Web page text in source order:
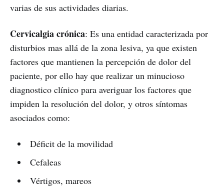
varias de sus actividades diarias.
Cervicalgia crónica: Es una entidad caracterizada por
disturbios mas allá de la zona lesiva, ya que existen
factores que mantienen la percepción de dolor del
paciente, por ello hay que realizar un minucioso
diagnostico clínico para averiguar los factores que
impiden la resolución del dolor, y otros síntomas
asociados como:
Déficit de la movilidad
Cefaleas
Vértigos, mareos